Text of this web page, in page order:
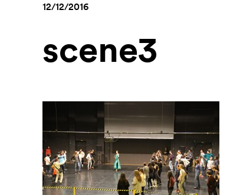
12/12/2016
scene3